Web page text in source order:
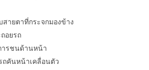
ายตาที่กระจกมองข้าง
อยรถ
ารชนด้านหน้า
ถคันหน้าเคลื่อนตัว